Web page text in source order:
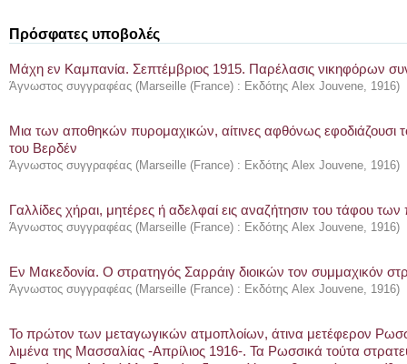
Πρόσφατες υποβολές
Μάχη εν Καμπανία. Σεπτέμβριος 1915. Παρέλασις νικηφόρων
Άγνωστος συγγραφέας (Marseille (France) : Εκδότης Alex Jouvene, 1916)
Μια των αποθηκών πυρομαχικών, αίτινες αφθόνως εφοδιάζουσι
του Βερδέν
Άγνωστος συγγραφέας (Marseille (France) : Εκδότης Alex Jouvene, 1916)
Γαλλίδες χήραι, μητέρες ή αδελφαί εις αναζήτησιν του τάφου
Άγνωστος συγγραφέας (Marseille (France) : Εκδότης Alex Jouvene, 1916)
Εν Μακεδονία. Ο στρατηγός Σαρράιγ διοικών τον συμμαχικόν
Άγνωστος συγγραφέας (Marseille (France) : Εκδότης Alex Jouvene, 1916)
Το πρώτον των μεταγωγικών ατμοπλοίων, άτινα μετέφερον
λιμένα της Μασσαλίας -Απρίλιος 1916-. Τα Ρωσσικά τούτα